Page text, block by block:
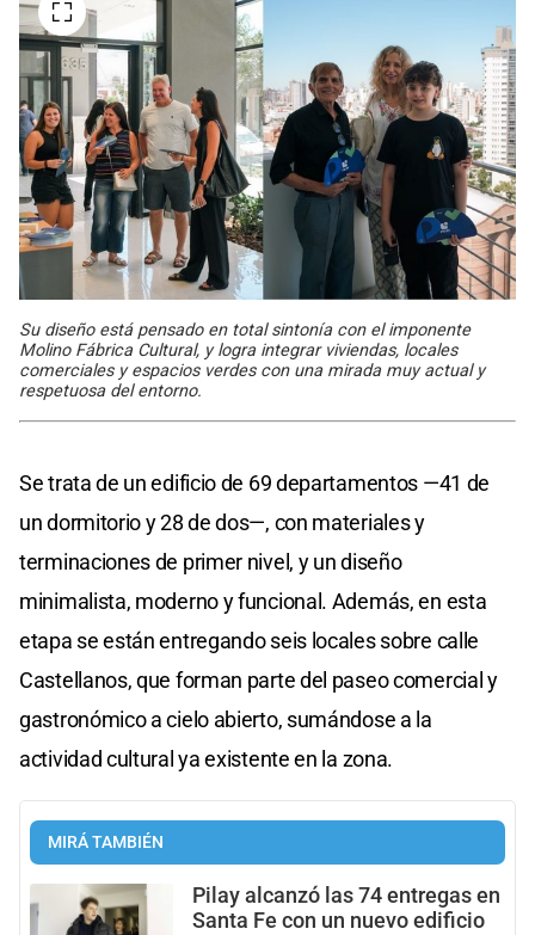
Su diseño está pensado en total sintonía con el imponente
Molino Fábrica Cultural, y logra integrar viviendas, locales
comerciales y espacios verdes con una mirada muy actual y
respetuosa del entorno.
Se trata de un edificio de 69 departamentos —41 de
un dormitorio y 28 de dos—, con materiales y
terminaciones de primer nivel, y un diseño
minimalista, moderno y funcional. Además, en esta
etapa se están entregando seis locales sobre calle
Castellanos, que forman parte del paseo comercial y
gastronómico a cielo abierto, sumándose a la
actividad cultural ya existente en la zona.
MIRÁ TAMBIÉN
Pilay alcanzó las 74 entregas en
Santa Fe con un nuevo edificio